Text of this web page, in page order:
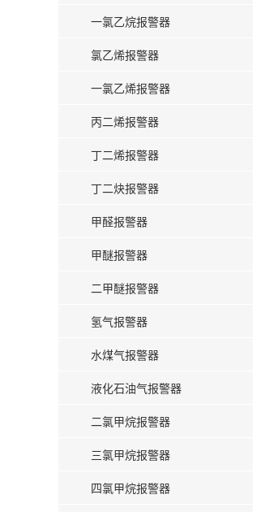
一氯乙烷报警器
氯乙烯报警器
一氯乙烯报警器
丙二烯报警器
丁二烯报警器
丁二炔报警器
甲醛报警器
甲醚报警器
二甲醚报警器
氢气报警器
水煤气报警器
液化石油气报警器
二氯甲烷报警器
三氯甲烷报警器
四氯甲烷报警器